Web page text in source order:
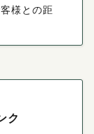
様との距
ク